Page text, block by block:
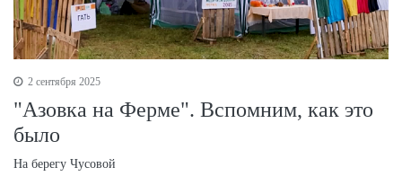
2 сентября 2025
"Азовка на Ферме". Вспомним, как это
было
На берегу Чусовой